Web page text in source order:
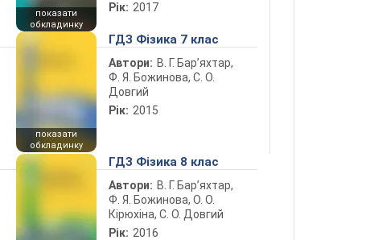
показати
обкладинку
Рік: 2017
показати
обкладинку
ГДЗ Фізика 7 клас
Автори: В. Г. Бар’яхтар,
Ф. Я. Божинова, С. О.
Довгий
Рік: 2015
ГДЗ Фізика 8 клас
Автори: В. Г. Бар’яхтар,
Ф. Я. Божинова, О. О.
Кірюхіна, С. О. Довгий
Рік: 2016